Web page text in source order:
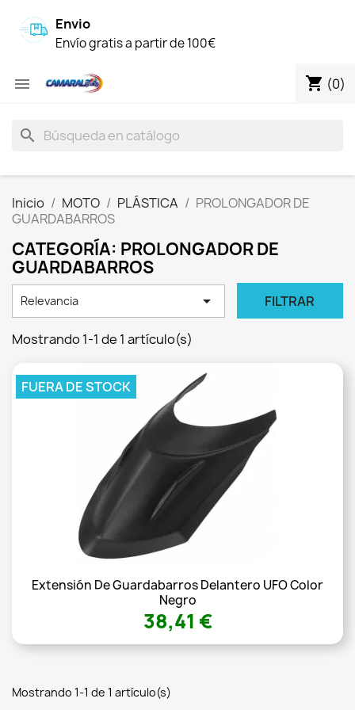
Envio
Envío gratis a partir de 100€
 shopping_cart (0)
search
Inicio MOTO PLÁSTICA
PROLONGADOR DE
GUARDABARROS
CATEGORÍA: PROLONGADOR DE
GUARDABARROS
Relevancia  FILTRAR
Mostrando 1-1 de 1 artículo(s)
Extensión De Guardabarros Delantero UFO Color
Negro
38,41 €
FUERA DE STOCK
Mostrando 1-1 de 1 artículo(s)